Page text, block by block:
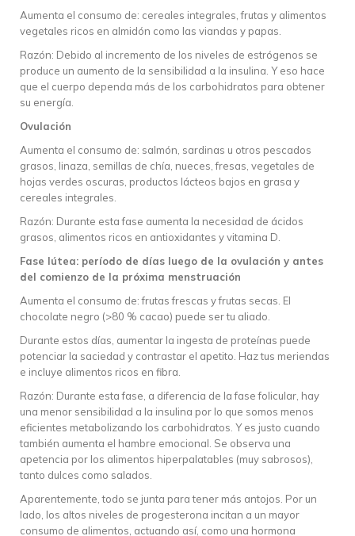
Aumenta el consumo de: cereales integrales, frutas y alimentos
vegetales ricos en almidón como las viandas y papas.
Razón: Debido al incremento de los niveles de estrógenos se
produce un aumento de la sensibilidad a la insulina. Y eso hace
que el cuerpo dependa más de los carbohidratos para obtener
su energía.
Ovulación
Aumenta el consumo de: salmón, sardinas u otros pescados
grasos, linaza, semillas de chía, nueces, fresas, vegetales de
hojas verdes oscuras, productos lácteos bajos en grasa y
cereales integrales.
Razón: Durante esta fase aumenta la necesidad de ácidos
grasos, alimentos ricos en antioxidantes y vitamina D.
Fase lútea: período de días luego de la ovulación y antes
del comienzo de la próxima menstruación
Aumenta el consumo de: frutas frescas y frutas secas. El
chocolate negro (>80 % cacao) puede ser tu aliado.
Durante estos días, aumentar la ingesta de proteínas puede
potenciar la saciedad y contrastar el apetito. Haz tus meriendas
e incluye alimentos ricos en fibra.
Razón: Durante esta fase, a diferencia de la fase folicular, hay
una menor sensibilidad a la insulina por lo que somos menos
eficientes metabolizando los carbohidratos. Y es justo cuando
también aumenta el hambre emocional. Se observa una
apetencia por los alimentos hiperpalatables (muy sabrosos),
tanto dulces como salados.
Aparentemente, todo se junta para tener más antojos. Por un
lado, los altos niveles de progesterona incitan a un mayor
consumo de alimentos, actuando así, como una hormona